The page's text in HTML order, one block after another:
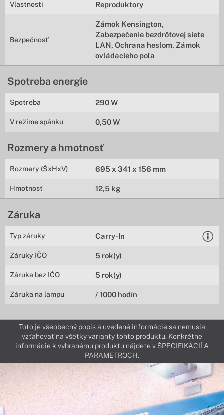
Vlastnosti Reproduktory
Bezpečnosť
Zámok Kensington,
Zabezpečenie bezdrôtovej siete
LAN, Ochrana heslom, Zámok
ovládacieho poľa
Spotreba energie
Spotreba 290 W
V režime spánku 0,50 W
Rozmery a hmotnosť
Rozmery (ŠxHxV) 695 x 341 x 156 mm
Hmotnosť 12,5 kg
Záruka
Typ záruky Carry-In
Záruky IČO 5 rok(y)
Záruka bez IČO 5 rok(y)
Záruka na lampu / 1000 hodín
Toto je všeobecný popis a uvedené informácie sa nemusia
vzťahovať na všetky varianty tohto produktu. Konkrétne
informácie k vybranému produktu nájdete v ŠPECIFIKÁCIÍ A
PARAMETROCH.